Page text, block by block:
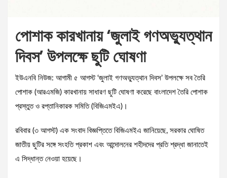
পোশাক কারখানায় ‘জুলাই গণঅভ্যুত্থান
দিবস’ উপলক্ষে ছুটি ঘোষণা
ইউএনবি নিউজ: আগামী ৫ আগস্ট ‘জুলাই গণঅভ্যুত্থান দিবস’ উপলক্ষে সব তৈরি
পোশাক (আরএমজি) কারখানায় সাধারণ ছুটি ঘোষণা করেছে বাংলাদেশ তৈরি পোশাক
প্রস্তুত ও রপ্তানিকারক সমিতি (বিজিএমইএ)।
রবিবার (৩ আগস্ট) এক সংবাদ বিজ্ঞপ্তিতে বিজিএমইএ জানিয়েছে, সরকার ঘোষিত
জাতীয় ছুটির সঙ্গে সংহতি প্রকাশ এবং আন্দোলনের শহীদদের প্রতি শ্রদ্ধা জানাতেই
এ সিদ্ধান্ত নেওয়া হয়েছে।